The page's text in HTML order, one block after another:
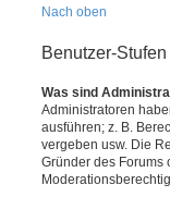
Nach oben
Benutzer-
Was sind
Administratoren
ausführen; z. B.
vergeben usw. Die
Gründer des Forums